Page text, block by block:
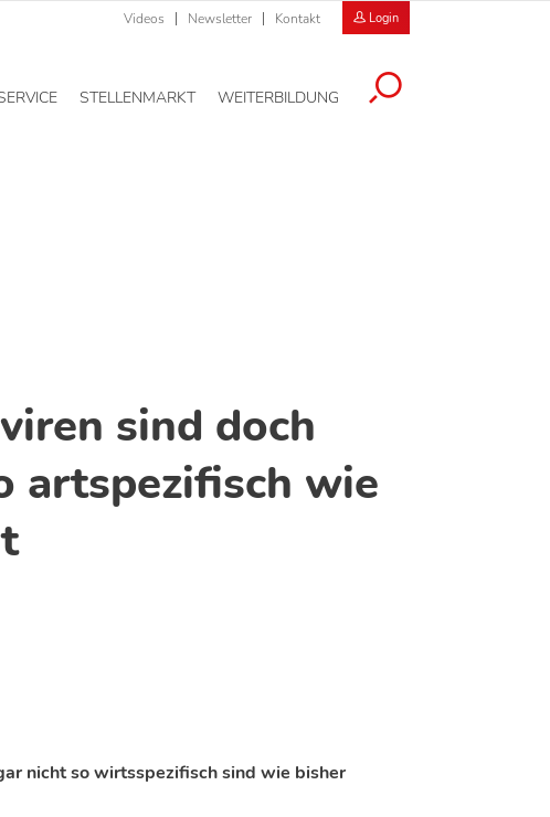
Videos Newsletter Kontakt Login
STELLENMARKT WEITERBILDUNG
sind doch
artspezifisch wie
nicht so wirtsspezifisch sind wie bisher